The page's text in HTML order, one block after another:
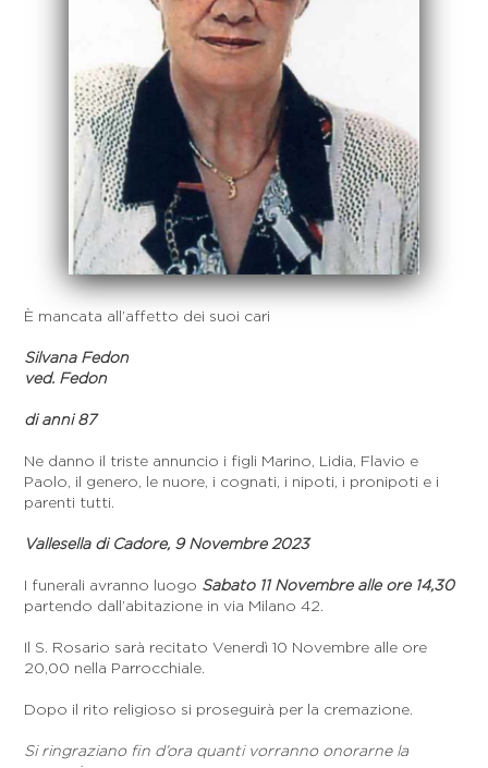
È mancata all’affetto dei suoi cari
Silvana Fedon
ved. Fedon
di anni 87
Ne danno il triste annuncio i figli Marino, Lidia, Flavio e
Paolo, il genero, le nuore, i cognati, i nipoti, i pronipoti e i
parenti tutti.
Vallesella di Cadore, 9 Novembre 2023
I funerali avranno luogo Sabato 11 Novembre alle ore 14,30
partendo dall’abitazione in via Milano 42.
Il S. Rosario sarà recitato Venerdì 10 Novembre alle ore
20,00 nella Parrocchiale.
Dopo il rito religioso si proseguirà per la cremazione.
Si ringraziano fin d’ora quanti vorranno onorarne la